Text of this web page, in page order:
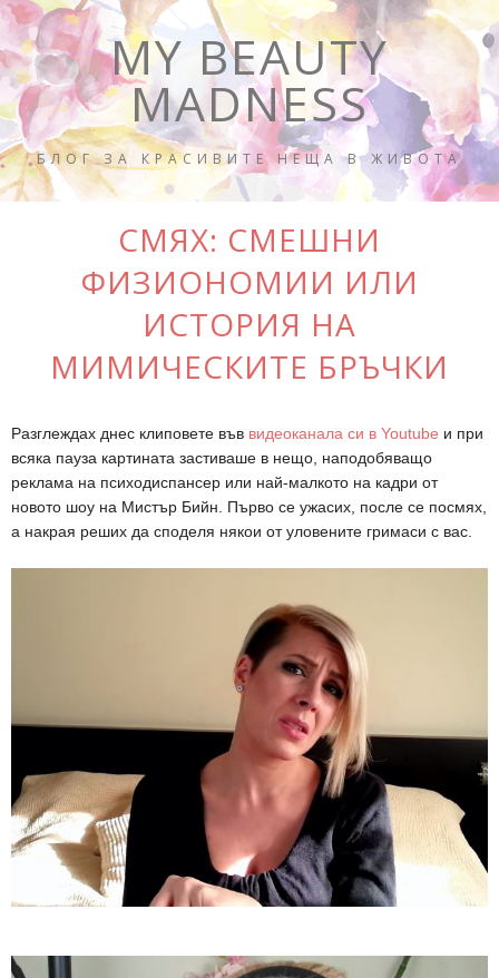
MY BEAUTY
MADNESS
БЛОГ ЗА КРАСИВИТЕ НЕЩА В ЖИВОТА
СМЯХ: СМЕШНИ
ФИЗИОНОМИИ ИЛИ
ИСТОРИЯ НА
МИМИЧЕСКИТЕ БРЪЧКИ
Разглеждах днес клиповете във видеоканала си в Youtube и при
всяка пауза картината застиваше в нещо, наподобяващо
реклама на психодиспансер или най-малкото на кадри от
новото шоу на Мистър Бийн. Първо се ужасих, после се посмях,
а накрая реших да споделя някои от уловените гримаси с вас.